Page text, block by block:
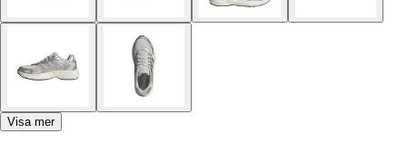
Visa mer